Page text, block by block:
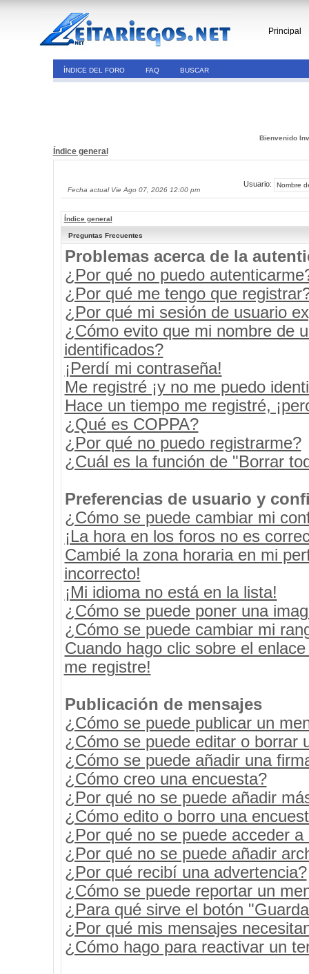
Principal
ÍNDICE DEL FORO FAQ BUSCAR
Bienvenido
Índice general
Fecha actual Vie Ago 07, 2026 12:00 pm
Usuario:
Índice general
Preguntas Frecuentes
Problemas acerca de la
¿Por qué no puedo
¿Por qué me tengo que
¿Por qué mi sesión de usuario
¿Cómo evito que mi nombre de
identificados?
¡Perdí mi contraseña!
Me registré ¡y no me puedo
Hace un tiempo me registré,
¿Qué es COPPA?
¿Por qué no puedo registrarme?
¿Cuál es la función de "Borrar
Preferencias de usuario y
¿Cómo se puede cambiar mi
¡La hora en los foros no es
Cambié la zona horaria en mi
incorrecto!
¡Mi idioma no está en la lista!
¿Cómo se puede poner una
¿Cómo se puede cambiar mi
Cuando hago clic sobre el
me registre!
Publicación de mensajes
¿Cómo se puede publicar un
¿Cómo se puede editar o borrar
¿Cómo se puede añadir una
¿Cómo creo una encuesta?
¿Por qué no se puede añadir
¿Cómo edito o borro una
¿Por qué no se puede acceder a
¿Por qué no se puede añadir
¿Por qué recibí una advertencia?
¿Cómo se puede reportar un
¿Para qué sirve el botón
¿Por qué mis mensajes
¿Cómo hago para reactivar un